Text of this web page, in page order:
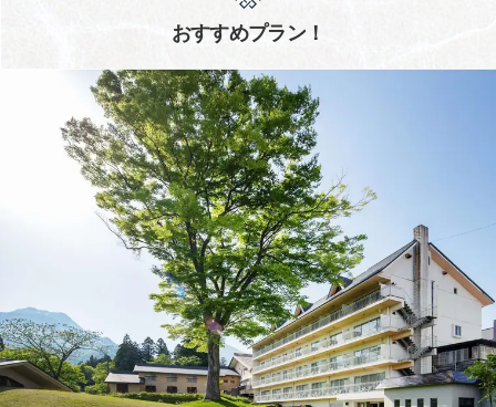
おすすめプラン！